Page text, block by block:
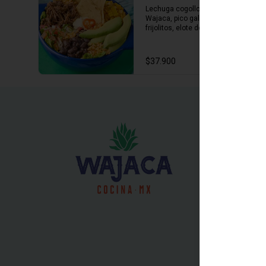
Lechuga cogollo con carne
Wajaca, pico gallo, arroz mexicano,
frijolitos, elote desgranado,
$37.900